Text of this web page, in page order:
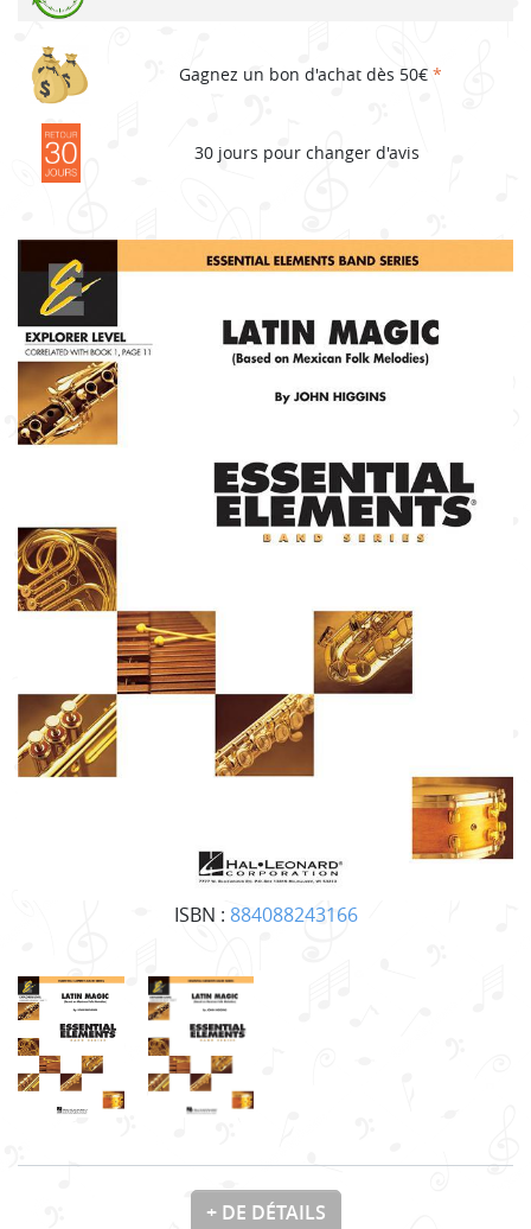
ISBN : 884088243166
Gagnez un bon d'achat dès 50€ *
30 jours pour changer d'avis
+ DE DÉTAILS